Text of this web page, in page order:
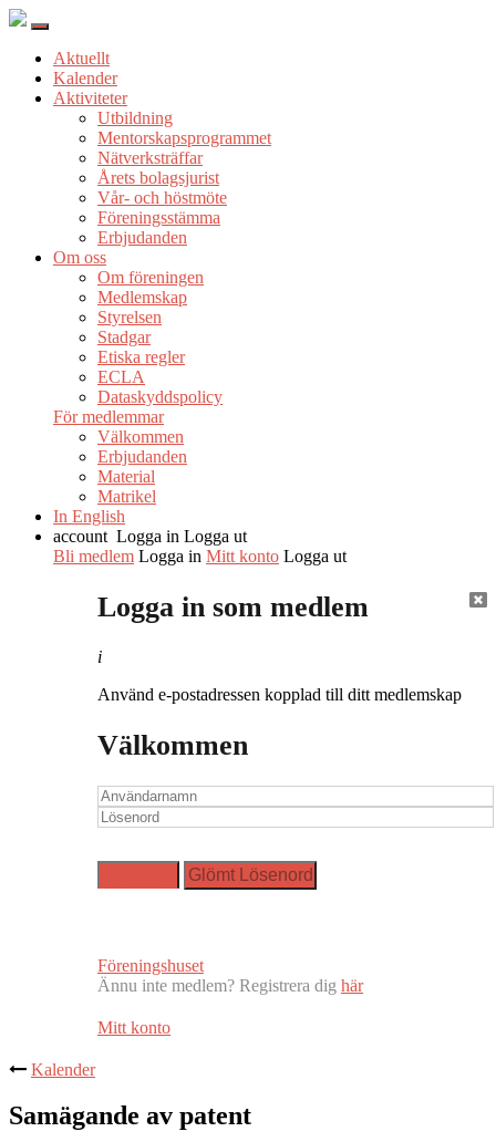
Aktuellt
Kalender
Aktiviteter
Utbildning
Mentorskapsprogrammet
Nätverksträffar
Årets bolagsjurist
Vår- och höstmöte
Föreningsstämma
Erbjudanden
Om oss
Om föreningen
Medlemskap
Styrelsen
Stadgar
Etiska regler
ECLA
Dataskyddspolicy
För medlemmar
Välkommen
Erbjudanden
Material
Matrikel
In English
account Logga in Logga ut
Bli medlem Logga in Mitt konto Logga ut
Logga in som medlem
i
Använd e-postadressen kopplad till ditt medlemskap
Välkommen
Föreningshuset
Ännu inte medlem? Registrera dig här
Mitt konto
Kalender
Samägande av patent